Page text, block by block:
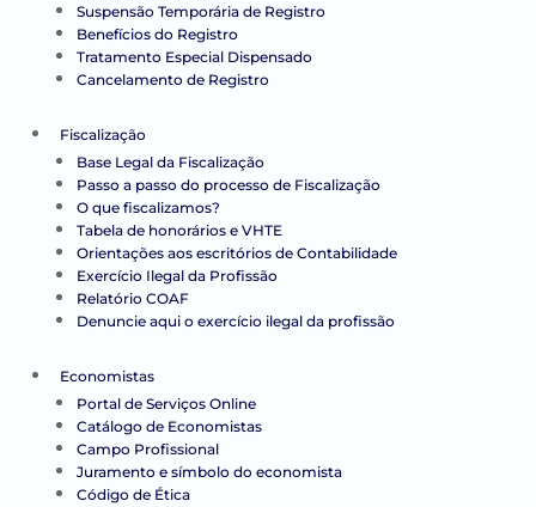
Suspensão Temporária de Registro
Benefícios do Registro
Tratamento Especial Dispensado
Cancelamento de Registro
Fiscalização
Base Legal da Fiscalização
Passo a passo do processo de Fiscalização
O que fiscalizamos?
Tabela de honorários e VHTE
Orientações aos escritórios de Contabilidade
Exercício Ilegal da Profissão
Relatório COAF
Denuncie aqui o exercício ilegal da profissão
Economistas
Portal de Serviços Online
Catálogo de Economistas
Campo Profissional
Juramento e símbolo do economista
Código de Ética